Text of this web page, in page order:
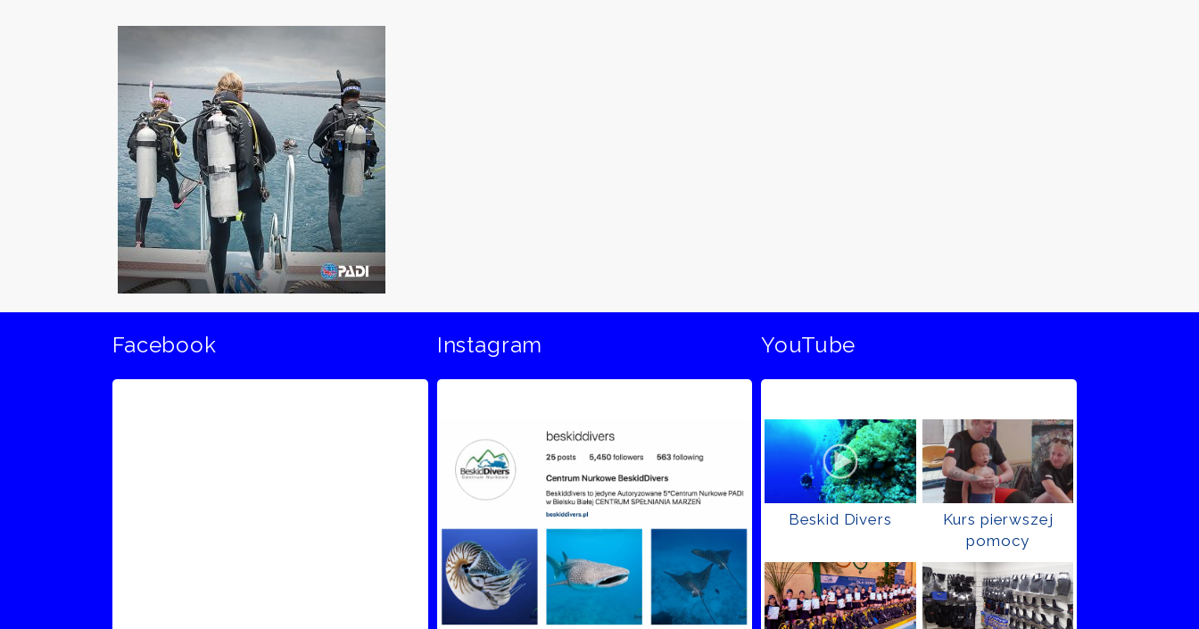
Facebook Instagram YouTube
Beskid Divers
Kurs pierwszej
pomocy